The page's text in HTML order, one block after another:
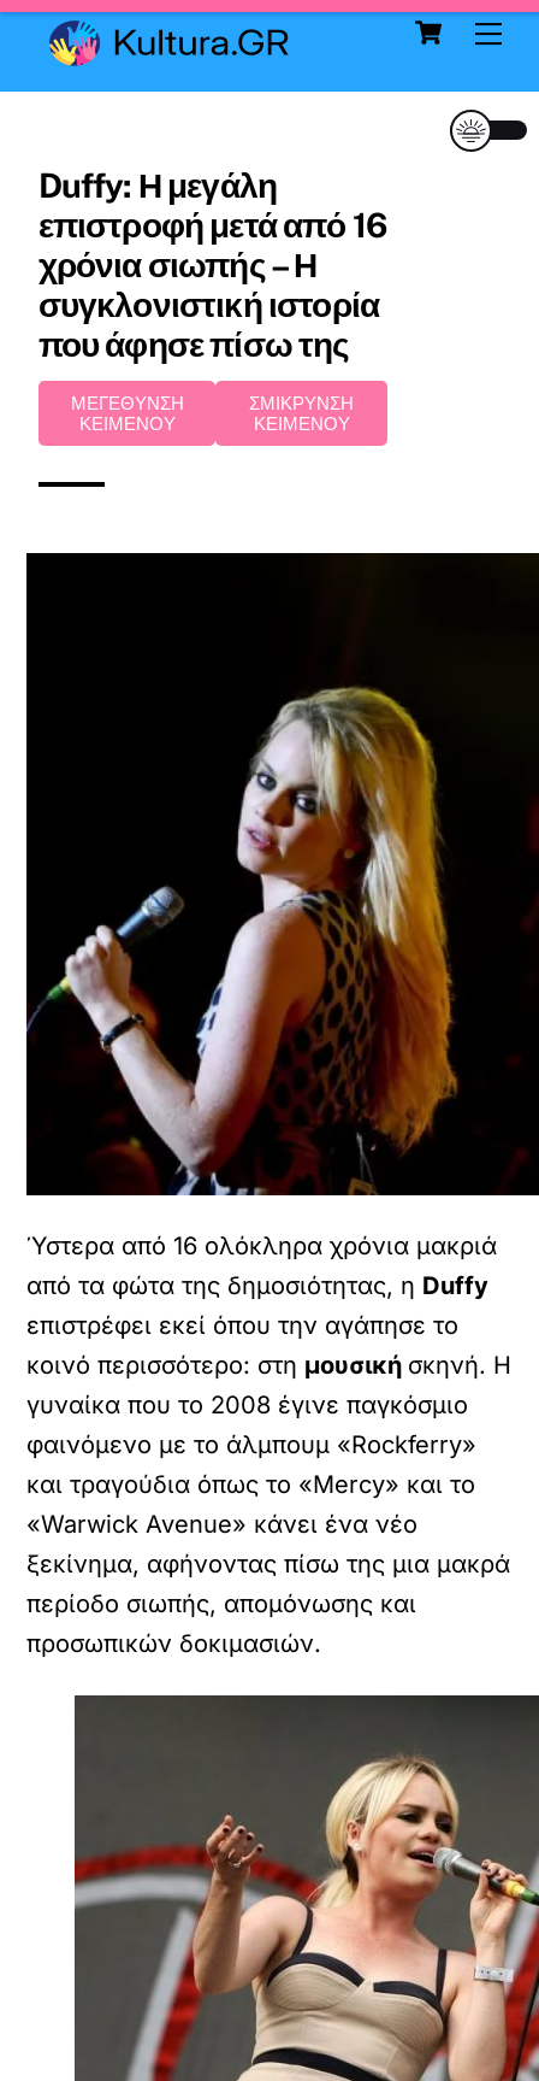
Skip
content
Cart
Duffy: Η μεγάλη
επιστροφή μετά από 16
χρόνια σιωπής – Η
συγκλονιστική ιστορία
που άφησε πίσω της
ΜΕΓΕΘΥΝΣΗ
ΚΕΙΜΕΝΟΥ
ΣΜΙΚΡΥΝΣΗ
ΚΕΙΜΕΝΟΥ
Ύστερα από 16 ολόκληρα χρόνια μακριά
από τα φώτα της δημοσιότητας, η Duffy
επιστρέφει εκεί όπου την αγάπησε το
κοινό περισσότερο: στη μουσική σκηνή. Η
γυναίκα που το 2008 έγινε παγκόσμιο
φαινόμενο με το άλμπουμ «Rockferry»
και τραγούδια όπως το «Mercy» και το
«Warwick Avenue» κάνει ένα νέο
ξεκίνημα, αφήνοντας πίσω της μια μακρά
περίοδο σιωπής, απομόνωσης και
προσωπικών δοκιμασιών.